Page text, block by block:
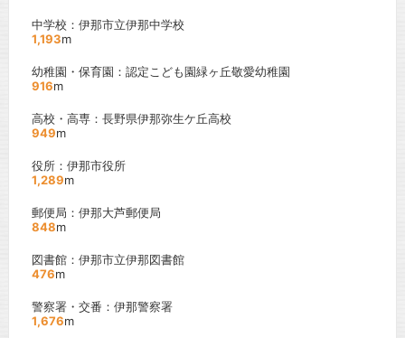
中学校：伊那市立伊那中学校
1,193m
幼稚園・保育園：認定こども園緑ヶ丘敬愛幼稚園
916m
高校・高専：長野県伊那弥生ケ丘高校
949m
役所：伊那市役所
1,289m
郵便局：伊那大芦郵便局
848m
図書館：伊那市立伊那図書館
476m
警察署・交番：伊那警察署
1,676m